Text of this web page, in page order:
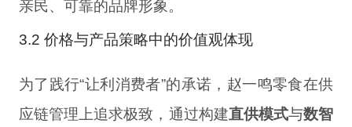
亲民、可靠的品牌形象。
3.2 价格与产品策略中的价值观体现
为了践行“让利消费者”的承诺，赵一鸣零食在供
应链管理上追求极致，通过构建直供模式与数智